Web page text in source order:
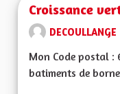
Croissance
DECOULLANGE
Mon Code postal
batiments de